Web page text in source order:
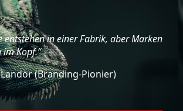
entstehen in einer Fabrik, aber Marken
im Kopf.“
(Branding-Pionier)